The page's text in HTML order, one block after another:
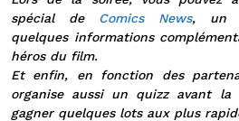
spécial de Comics News, un
quelques informations
héros du film.
Et enfin, en fonction des
organise aussi un quizz avant
gagner quelques lots aux plus